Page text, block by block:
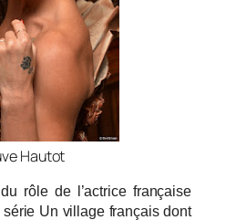
Hautot
rôle de l’actrice française
Un village français dont